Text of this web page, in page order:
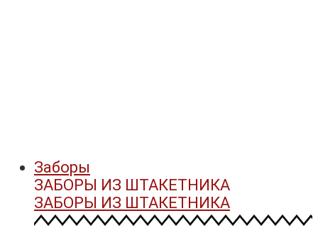
Заборы
ЗАБОРЫ ИЗ ШТАКЕТНИКА
ЗАБОРЫ ИЗ ШТАКЕТНИКА